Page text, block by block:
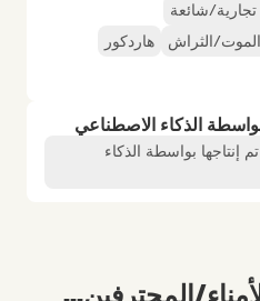
شائعة
الثراش
هاردكور
الذكاء الاصطناعي
إنتاجها بواسطة الذكاء
المحترفين...